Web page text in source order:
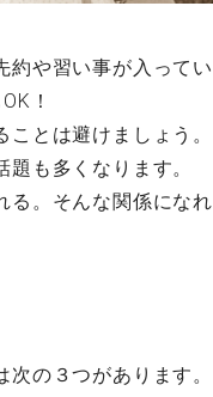
約や習い事が入ってい
！
とは避けましょう。
も多くなります。
る。そんな関係になれ
の３つがあります。